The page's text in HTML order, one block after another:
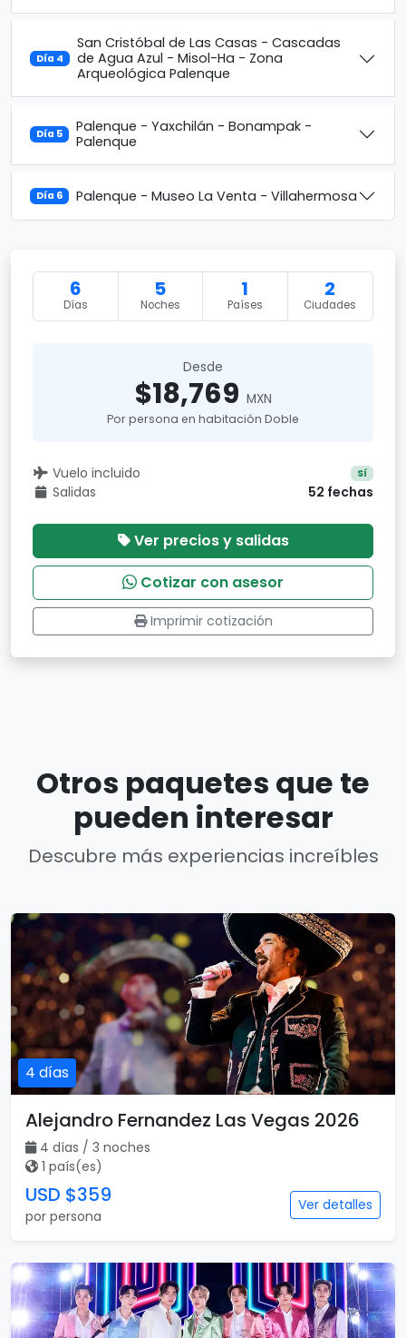
Día 4
San Cristóbal de Las Casas - Cascadas
de Agua Azul - Misol-Ha - Zona
Arqueológica Palenque
Día 5
Palenque - Yaxchilán - Bonampak -
Palenque
Día 6 Palenque - Museo La Venta - Villahermosa
6
Días
5
Noches
1
Países
2
Ciudades
Desde
$18,769 MXN
Por persona en habitación Doble
Vuelo incluido Sí
Salidas 52 fechas
Ver precios y salidas
Cotizar con asesor
Imprimir cotización
Otros paquetes que te
pueden interesar
Descubre más experiencias increíbles
4 días
Alejandro Fernandez Las Vegas 2026
4 días / 3 noches
1 país(es)
USD $359
por persona
Ver detalles